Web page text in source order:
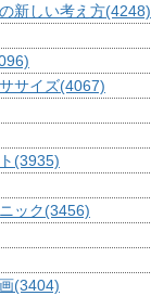
新しい考え方(4248)
サイズ(4067)
(3935)
ック(3456)
(3404)